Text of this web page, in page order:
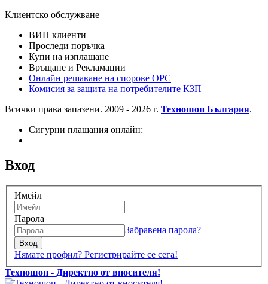
Клиентско обслужване
ВИП клиенти
Проследи поръчка
Купи на изплащане
Връщане и Рекламации
Онлайн решаване на спорове OPC
Комисия за защита на потребителите КЗП
Всички права запазени. 2009 - 2026 г. Техношоп България.
Сигурни плащания онлайн:
Вход
Имейл
Парола
Забравена парола?
Вход
Нямате профил? Регистрирайте се сега!
Техношоп - Директно от вносителя!